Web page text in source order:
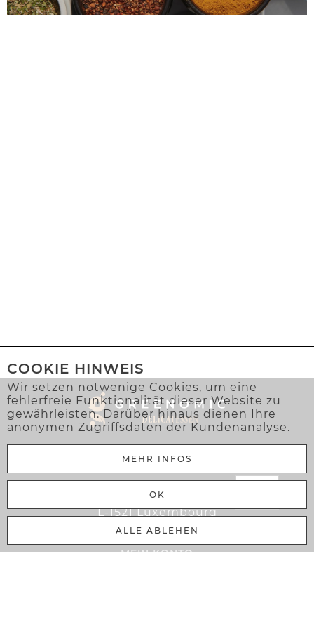
COOKIE HINWEIS
Wir setzen notwenige Cookies, um eine
fehlerfreie Funktionalität dieser Website zu
gewährleisten. Darüber hinaus dienen Ihre
anonymen Zugriffsdaten der Kundenanalyse.
MEHR INFOS
OK
ALLE ABLEHEN
Greenomic Delicatessen Sàrl
106 Rue Adolphe Fischer
L-1521 Luxembourg
MEIN KONTO